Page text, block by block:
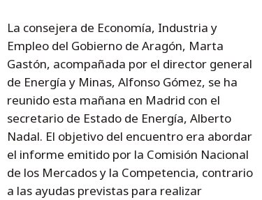
La consejera de Economía, Industria y
Empleo del Gobierno de Aragón, Marta
Gastón, acompañada por el director general
de Energía y Minas, Alfonso Gómez, se ha
reunido esta mañana en Madrid con el
secretario de Estado de Energía, Alberto
Nadal. El objetivo del encuentro era abordar
el informe emitido por la Comisión Nacional
de los Mercados y la Competencia, contrario
a las ayudas previstas para realizar